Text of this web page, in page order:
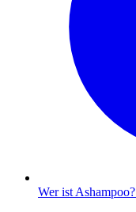
Wer ist Ashampoo?